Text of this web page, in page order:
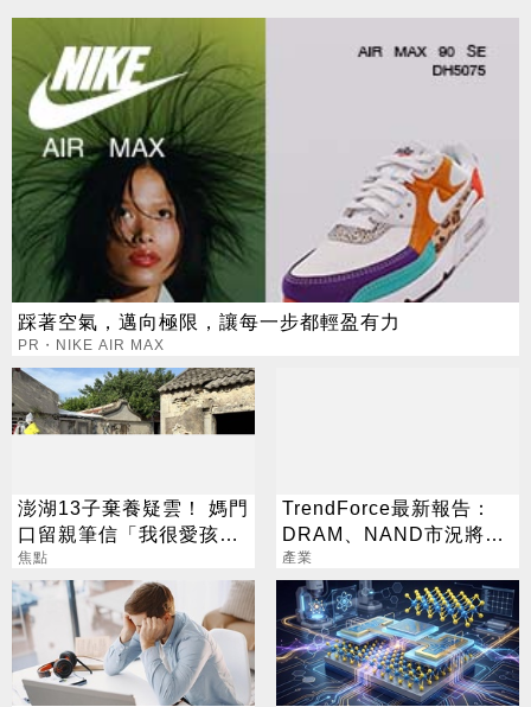
踩著空氣，邁向極限，讓每一步都輕盈有力
PR・NIKE AIR MAX
澎湖13子棄養疑雲！ 媽門
口留親筆信「我很愛孩
子」：請還我們平靜生活
焦點
TrendForce最新報告：
DRAM、NAND市況將分
道揚鑣
產業